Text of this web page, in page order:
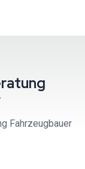
Fahrzeugbauer